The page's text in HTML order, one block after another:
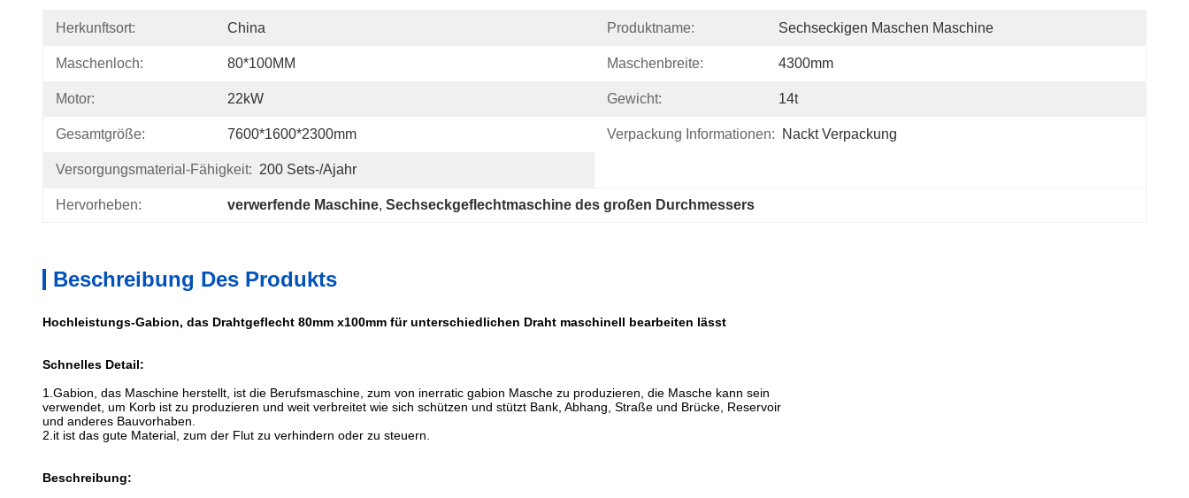
Herkunftsort: China Produktname: Sechseckigen Maschen Maschine
Maschenloch: 80*100MM Maschenbreite: 4300mm
Motor: 22kW Gewicht: 14t
Gesamtgröße: 7600*1600*2300mm Verpackung Informationen: Nackt Verpackung
Versorgungsmaterial-Fähigkeit: 200 Sets-/ajahr
Hervorheben: verwerfende Maschine, Sechseckgeflechtmaschine des großen Durchmessers
Beschreibung Des Produkts
Hochleistungs-Gabion, das Drahtgeflecht 80mm x100mm für unterschiedlichen Draht maschinell bearbeiten lässt
Schnelles Detail:
1.Gabion, das Maschine herstellt, ist die Berufsmaschine, zum von inerratic gabion Masche zu produzieren, die Masche kann sein
verwendet, um Korb ist zu produzieren und weit verbreitet wie sich schützen und stützt Bank, Abhang, Straße und Brücke, Reservoir
und anderes Bauvorhaben.
2.it ist das gute Material, zum der Flut zu verhindern oder zu steuern.
Beschreibung: